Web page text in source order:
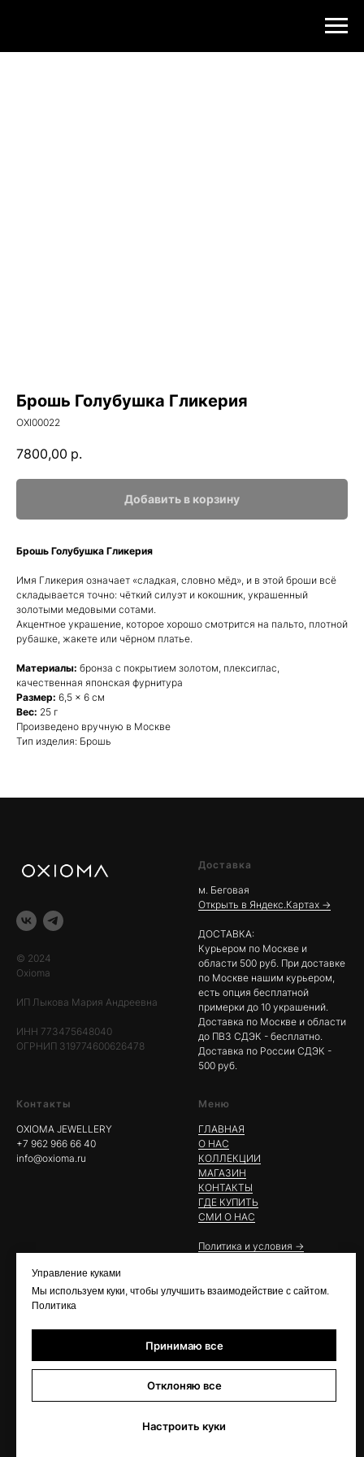
Управление куками
Мы используем куки, чтобы улучшить взаимодействие с сайтом.
Политика
Принимаю все
Отклоняю все
Настроить куки
Брошь Голубушка Гликерия
OXI00022
7800,00 р.
Добавить в корзину
Брошь Голубушка Гликерия
Имя Гликерия означает «сладкая, словно мёд», и в этой броши всё
складывается точно: чёткий силуэт и кокошник, украшенный
золотыми медовыми сотами.
Акцентное украшение, которое хорошо смотрится на пальто, плотной
рубашке, жакете или чёрном платье.
Материалы: бронза с покрытием золотом, плексиглас,
качественная японская фурнитура
Размер: 6,5 × 6 см
Вес: 25 г
Произведено вручную в Москве
Тип изделия: Брошь
© 2024
Oxioma
ИП Лыкова Мария Андреевна
ИНН 773475648040
ОГРНИП 319774600626478
Доставка
м. Беговая
Открыть в Яндекс.Картах →
ДОСТАВКА:
Курьером по Москве и
области 500 руб. При доставке
по Москве нашим курьером,
есть опция бесплатной
примерки до 10 украшений.
Доставка по Москве и области
до ПВЗ СДЭК - бесплатно.
Доставка по России СДЭК -
500 руб.
Контакты
OXIOMA JEWELLERY
+7 962 966 66 40
info@oxioma.ru
Меню
ГЛАВНАЯ
О НАС
КОЛЛЕКЦИИ
МАГАЗИН
КОНТАКТЫ
ГДЕ КУПИТЬ
СМИ О НАС
Политика и условия ->